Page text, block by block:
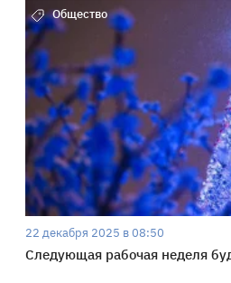
Общество
22 декабря 2025 в 08:50
Следующая рабочая неделя